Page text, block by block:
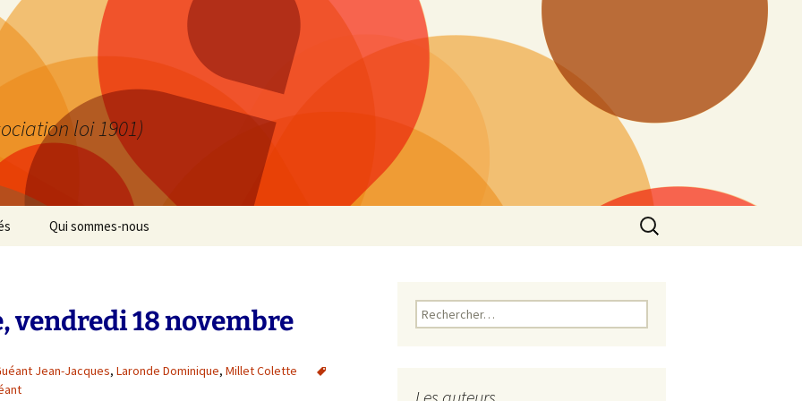
loi 1901)
Qui sommes-nous
Mentions légales
Rechercher :
vendredi 18 novembre
Jean-Jacques, Laronde Dominique, Millet Colette
Rechercher :